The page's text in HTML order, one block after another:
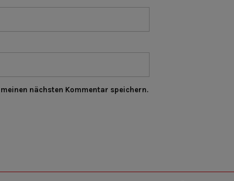
nächsten Kommentar speichern.